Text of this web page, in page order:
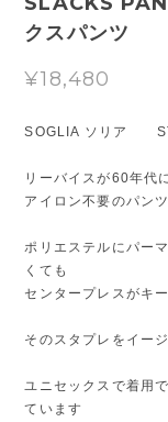
クスパンツ
¥18,480
SOGLIA ソリア
リーバイスが60年代
アイロン不要のパンツ
ポリエステルにパー
くても
センタープレスがキ
そのスタプレをイー
ユニセックスで着用
ています